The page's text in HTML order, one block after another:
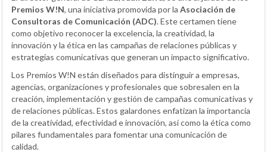
Premios W!N, una iniciativa promovida por la Asociación de
Consultoras de Comunicación (ADC). Este certamen tiene
como objetivo reconocer la excelencia, la creatividad, la
innovación y la ética en las campañas de relaciones públicas y
estrategias comunicativas que generan un impacto significativo.
Los Premios W!N están diseñados para distinguir a empresas,
agencias, organizaciones y profesionales que sobresalen en la
creación, implementación y gestión de campañas comunicativas y
de relaciones públicas. Estos galardones enfatizan la importancia
de la creatividad, efectividad e innovación, así como la ética como
pilares fundamentales para fomentar una comunicación de
calidad.